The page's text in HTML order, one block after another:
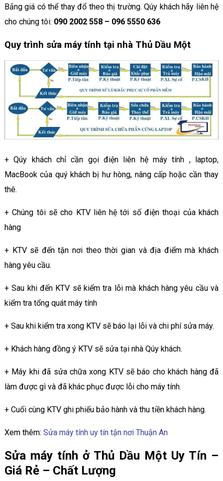
Bảng giá có thể thay đổ theo thị trường. Qúy khách hãy liên hệ
cho chúng tôi: 090 2002 558 – 096 5550 636
Quy trình sửa máy tính tại nhà Thủ Dầu Một
+ Qúy khách chỉ cần gọi điện liên hệ máy tính , laptop,
MacBook của quý khách bị hư hòng, nâng cấp hoặc cần thay
thê.
+ Chúng tôi sẽ cho KTV liên hệ tới số điện thoại của khách
hàng
+ KTV sẽ đến tận nơi theo thời gian và địa điểm mà khách
hàng yêu cầu.
+ Sau khi đến KTV sẽ kiểm tra lỗi mà khách hàng yêu cầu và
kiểm tra tổng quát máy tính
+ Sau khi kiểm tra xong KTV sẽ báo lại lỗi và chi phí sửa máy.
+ Khách hàng đồng ý KTV sẽ sửa tại nhà Qúy khách.
+ Máy khi đã sửa chữa xong KTV sẽ báo cho khách hàng đã
làm được gì và đã khác phục được lỗi cho máy tính.
+ Cuối cùng KTV ghi phiếu bảo hành và thu tiền khách hàng.
Xem thêm: Sửa máy tính uy tín tận nơi Thuận An
Sửa máy tính ở Thủ Dầu Một Uy Tín –
Giá Rẻ – Chất Lượng